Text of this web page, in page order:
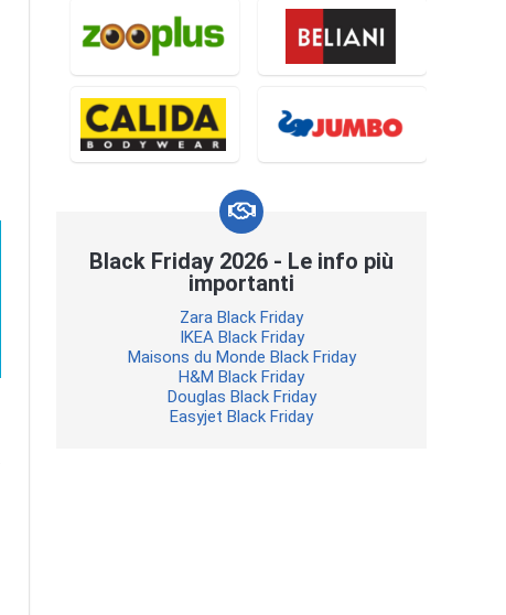
Black Friday 2026 - Le info più
importanti
Zara Black Friday
IKEA Black Friday
Maisons du Monde Black Friday
H&M Black Friday
Douglas Black Friday
Easyjet Black Friday